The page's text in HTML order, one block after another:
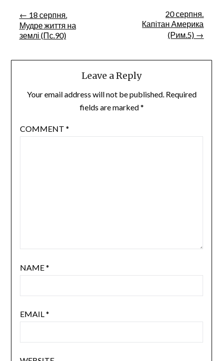
Post
navigation
← 18 серпня.
Мудре життя на
землі (Пс.90)
20 серпня.
Капітан Америка
(Рим.5) →
Leave a Reply
Your email address will not be published. Required
fields are marked*
COMMENT *
NAME*
EMAIL *